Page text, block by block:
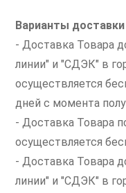
Варианты доставки
- Доставка Товара
линии" и "СДЭК" в
осуществляется
дней с момента
- Доставка Товара
осуществляется
- Доставка Товара
линии" и "СДЭК" в